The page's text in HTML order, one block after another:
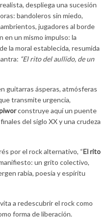
despliega una sucesión
bandoleros sin miedo,
jugadores al borde
en un mismo impulso: la
la moral establecida, resumida
“El rito del aullido, de un
guitarras ásperas, atmósferas
transmite urgencia,
construye aquí un puente
del siglo XX y una crudeza
por el rock alternativo, “El rito
un grito colectivo,
rabia, poesía y espíritu
a redescubrir el rock como
forma de liberación.